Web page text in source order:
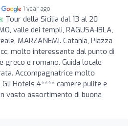
1 year ago
Tour della Sicilia dal 13 al 20
valle dei templi, RAGUSA-IBLA,
MARZANEMI. Catania, Piazza
molto interessante dal punto di
e romano. Guida locale
Accompagnatrice molto
Gli Hotels 4**** camere pulite e
vasto assortimento di buona